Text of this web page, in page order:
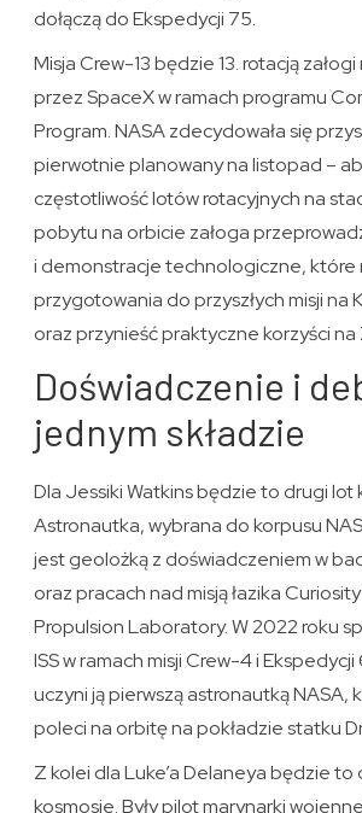
dołączą do Ekspedycji 75.
Misja Crew-13 będzie 13. rotacją
przez SpaceX w ramach programu
Program. NASA zdecydowała się
pierwotnie planowany na listopad –
częstotliwość lotów rotacyjnych na
pobytu na orbicie załoga
i demonstracje technologiczne, które
przygotowania do przyszłych misji na
oraz przynieść praktyczne korzyści na
Doświadczenie i
jednym składzie
Dla Jessiki Watkins będzie to drugi lot
Astronautka, wybrana do korpusu
jest geolożką z doświadczeniem w
oraz pracach nad misją łazika
Propulsion Laboratory. W 2022 roku
ISS w ramach misji Crew-4 i
uczyni ją pierwszą astronautką NASA,
poleci na orbitę na pokładzie statku
Z kolei dla Luke’a Delaneya będzie to
kosmosie. Były pilot marynarki